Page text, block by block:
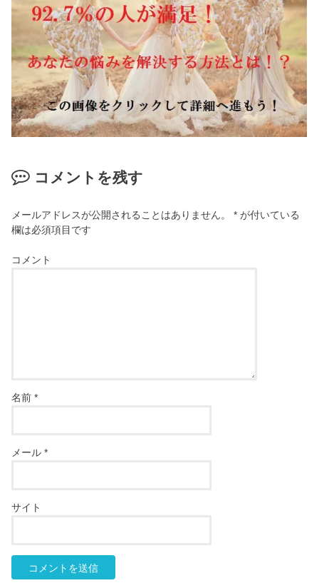
コメントを残す
メールアドレスが公開されることはありません。 * が付いている
欄は必須項目です
コメント
名前*
メール*
サイト